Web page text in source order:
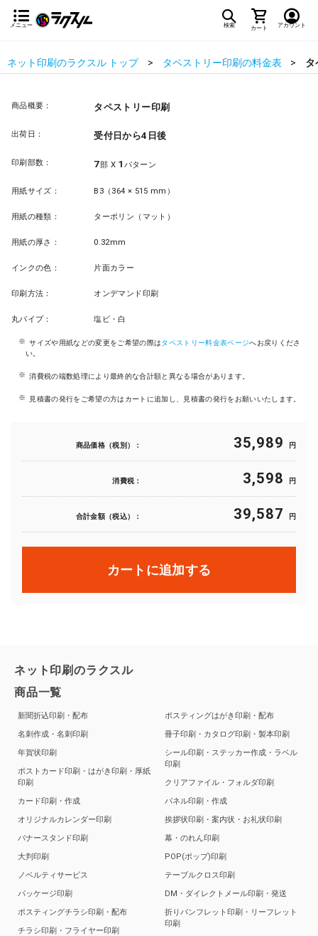
メニュー 検索 カート アカウント
ネット印刷のラクスル トップ タペストリー印刷の料金表 タ
商品概要： タペストリー印刷
出荷日： 受付日から4日後
印刷部数： 7部 X 1 パターン
用紙サイズ： B3（364 × 515 mm）
用紙の種類： ターポリン（マット）
用紙の厚さ： 0.32mm
インクの色： 片面カラー
印刷方法： オンデマンド印刷
丸パイプ： 塩ビ・白
サイズや用紙などの変更をご希望の際はタペストリー料金表ページへお戻りくださ
い。
消費税の端数処理により最終的な合計額と異なる場合があります。
見積書の発行をご希望の方はカートに追加し、見積書の発行をお願いいたします。
商品価格（税別）： 35,989 円
消費税： 3,598 円
合計金額（税込）： 39,587 円
カートに追加する
ネット印刷のラクスル
商品一覧
新聞折込印刷・配布
名刺作成・名刺印刷
年賀状印刷
ポストカード印刷・はがき印刷・厚紙
印刷
カード印刷・作成
オリジナルカレンダー印刷
バナースタンド印刷
大判印刷
ノベルティサービス
パッケージ印刷
ポスティングチラシ印刷・配布
チラシ印刷・フライヤー印刷
ポスティングはがき印刷・配布
冊子印刷・カタログ印刷・製本印刷
シール印刷・ステッカー作成・ラベル
印刷
クリアファイル・フォルダ印刷
パネル印刷・作成
挨拶状印刷・案内状・お礼状印刷
幕・のれん印刷
POP(ポップ)印刷
テーブルクロス印刷
DM・ダイレクトメール印刷・発送
折りパンフレット印刷・リーフレット
印刷